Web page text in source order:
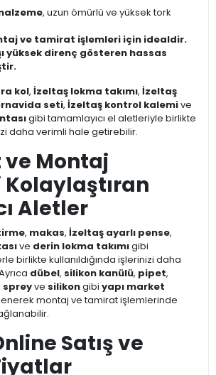
, uzun ömürlü ve yüksek tork
ve tamirat işlemleri için idealdir.
yüksek direnç gösteren hassas
kol, İzeltaş lokma takımı, İzeltaş
seti, İzeltaş kontrol kalemive
gibi tamamlayıcı el aletleriyle birlikte
daha verimli hale getirebilir.
Montaj
Kolaylaştıran
Aletler
, makas, İzeltaş ayarlı pense,
ve derin lokma takımıgibi
birlikte kullanıldığında işlerinizi daha
dübel, silikon kanülü, pipet,
spreyve silikongibi yapı market
montaj ve tamirat işlemlerinde
Satış ve